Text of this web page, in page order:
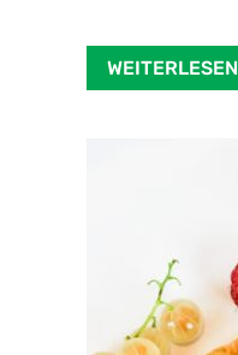
WEITERLESEN